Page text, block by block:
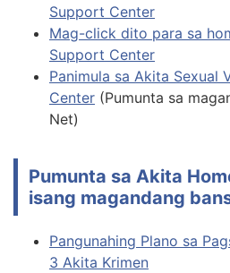
Support Center
Mag-click dito para sa
Support Center
Panimula sa Akita Sexual
Center (Pumunta sa
Net)
Pumunta sa Akita
isang magandang
Pangunahing Plano sa
3 Akita Krimen